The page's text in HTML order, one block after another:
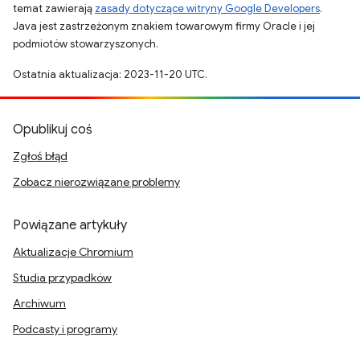
temat zawierają zasady dotyczące witryny Google Developers.
Java jest zastrzeżonym znakiem towarowym firmy Oracle i jej
podmiotów stowarzyszonych.
Ostatnia aktualizacja: 2023-11-20 UTC.
Opublikuj coś
Zgłoś błąd
Zobacz nierozwiązane problemy
Powiązane artykuły
Aktualizacje Chromium
Studia przypadków
Archiwum
Podcasty i programy